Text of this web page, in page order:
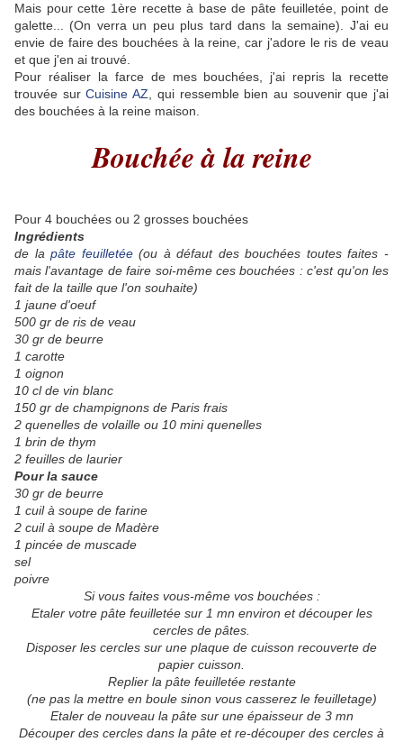
Mais pour cette 1ère recette à base de pâte feuilletée, point de
galette... (On verra un peu plus tard dans la semaine). J'ai eu
envie de faire des bouchées à la reine, car j'adore le ris de veau
et que j'en ai trouvé.
Pour réaliser la farce de mes bouchées, j'ai repris la recette
trouvée surCuisine AZ , qui ressemble bien au souvenir que j'ai
des bouchées à la reine maison.
Bouchée à la reine
Pour 4 bouchées ou 2 grosses bouchées
Ingrédients
de lapâte feuilletée(ou à défaut des bouchées toutes faites -
mais l'avantage de faire soi-même ces bouchées : c'est qu'on les
fait de la taille que l'on souhaite)
1 jaune d'oeuf
500 gr de ris de veau
30 gr de beurre
1 carotte
1 oignon
10 cl de vin blanc
150 gr de champignons de Paris frais
2 quenelles de volaille ou 10 mini quenelles
1 brin de thym
2 feuilles de laurier
Pour la sauce
30 gr de beurre
1 cuil à soupe de farine
2 cuil à soupe de Madère
1 pincée de muscade
sel
poivre
Si vous faites vous-même vos bouchées :
Etaler votre pâte feuilletée sur 1 mn environ et découper les
cercles de pâtes.
Disposer les cercles sur une plaque de cuisson recouverte de
papier cuisson.
Replier la pâte feuilletée restante
(ne pas la mettre en boule sinon vous casserez le feuilletage)
Etaler de nouveau la pâte sur une épaisseur de 3 mn
Découper des cercles dans la pâte et re-découper des cercles à